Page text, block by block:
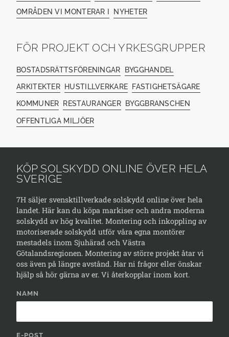
OMRÅDEN VI MONTERAR I NYHETER
FÖR PROJEKT OCH YRKESGRUPPER
BOSTADSRÄTTSFÖRENINGAR BYGGHANDEL
ARKITEKTER HUSTILLVERKARE FASTIGHETSÄGARE
KOMMUNER RESTAURANGER BYGGBRANSCHEN
OFFENTLIGA MILJÖER
KÖP SOLSKYDD ONLINE ÖVER HELA
SVERIGE
7H säljer svensktillverkade solskydd online över hela
landet. Här kan du köpa markiser och andra moderna
solskydd av hög kvalitet. Montering och inkoppling av
motoriserade solskydd utför våra egna montörer
mestadels inom Sjuhärad och Västra
Götalandsregionen. Montering av större projekt åtar vi
oss även på längre avstånd. Har ni frågor eller önskar
hjälp så hör gärna av er. Vi återkopplar inom kort.
NAMN
E-POST